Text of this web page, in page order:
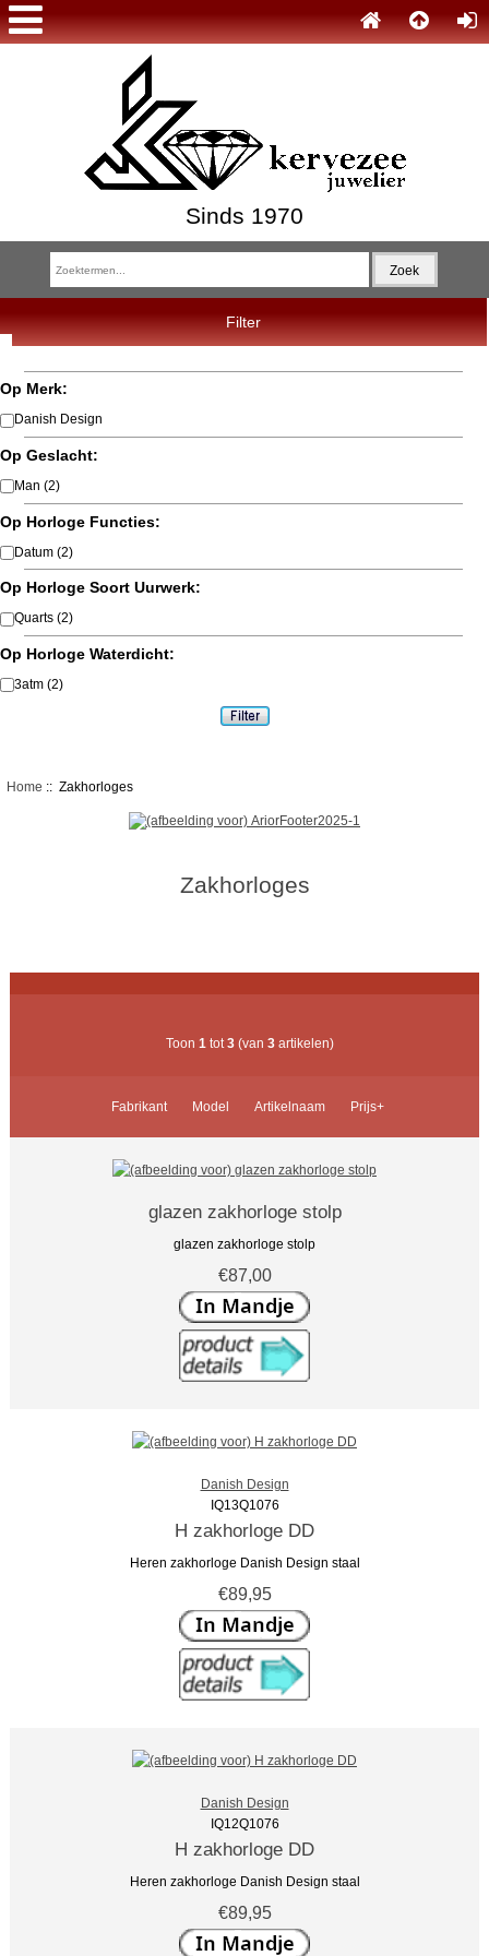
Sinds 1970
Filter
Op Merk:
Danish Design
Op Geslacht:
Man (2)
Op Horloge Functies:
Datum (2)
Op Horloge Soort Uurwerk:
Quarts (2)
Op Horloge Waterdicht:
3atm (2)
Home :: Zakhorloges
Zakhorloges
Toon 1 tot 3 (van 3 artikelen)
Fabrikant Model Artikelnaam Prijs+
glazen zakhorloge stolp
glazen zakhorloge stolp
€87,00
Danish Design
IQ13Q1076
H zakhorloge DD
Heren zakhorloge Danish Design staal
€89,95
Danish Design
IQ12Q1076
H zakhorloge DD
Heren zakhorloge Danish Design staal
€89,95